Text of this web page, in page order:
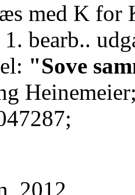
med K for
bearb..
"Sove
2012